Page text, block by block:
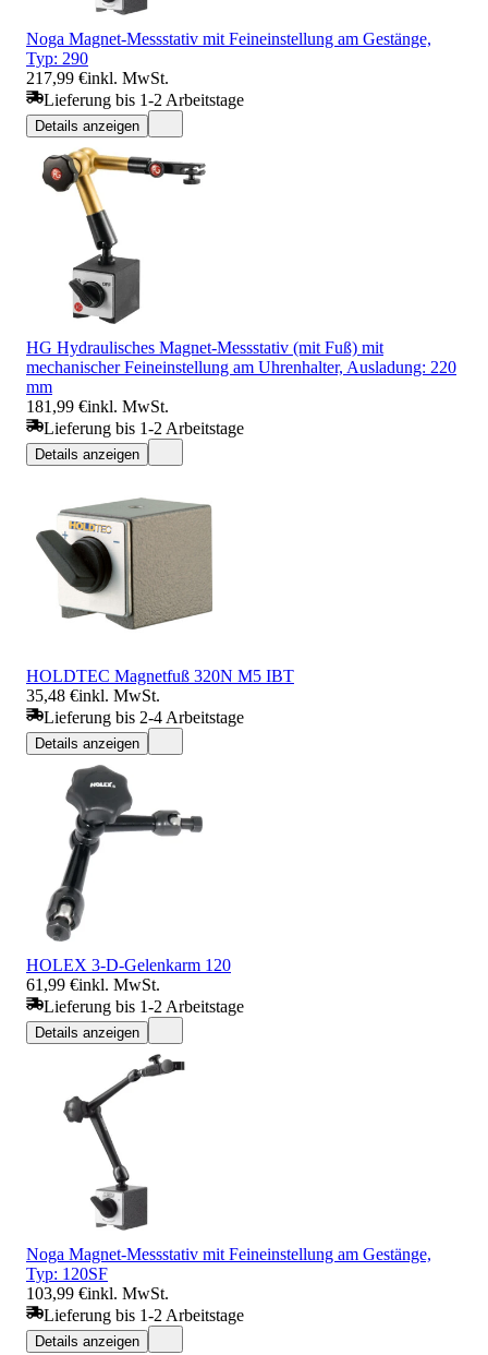
Noga Magnet-Messstativ mit Feineinstellung am Gestänge,
Typ: 290
217,99 €inkl. MwSt.
Lieferung bis 1-2 Arbeitstage
Details anzeigen
HG Hydraulisches Magnet-Messstativ (mit Fuß) mit
mechanischer Feineinstellung am Uhrenhalter, Ausladung: 220
mm
181,99 €inkl. MwSt.
Lieferung bis 1-2 Arbeitstage
Details anzeigen
HOLDTEC Magnetfuß 320N M5 IBT
35,48 €inkl. MwSt.
Lieferung bis 2-4 Arbeitstage
Details anzeigen
HOLEX 3-D-Gelenkarm 120
61,99 €inkl. MwSt.
Lieferung bis 1-2 Arbeitstage
Details anzeigen
Noga Magnet-Messstativ mit Feineinstellung am Gestänge,
Typ: 120SF
103,99 €inkl. MwSt.
Lieferung bis 1-2 Arbeitstage
Details anzeigen